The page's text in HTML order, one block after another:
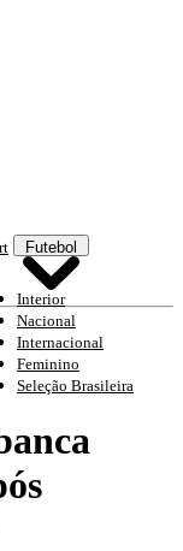
Futebol
Interior
Nacional
Internacional
Feminino
Seleção Brasileira